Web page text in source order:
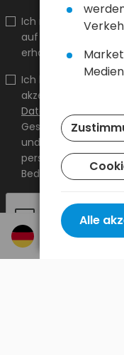
Ich möchte
auf
erhalten.
Ich bestätige, dass
akzeptiere
Datenschutzrichtlinie
und stimme der
Bedingungen zu.
Medien
Alle